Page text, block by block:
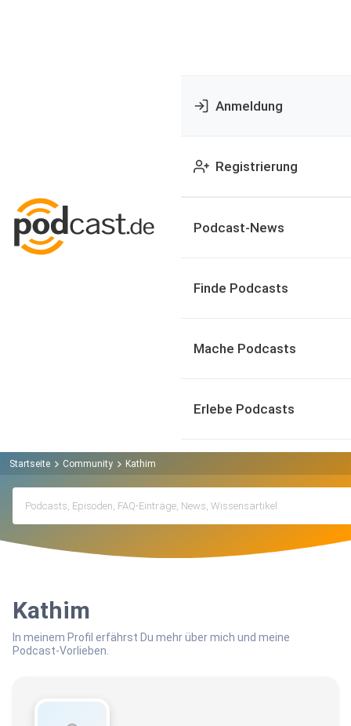
Anmeldung
Registrierung
Podcast-News
Finde Podcasts
Mache Podcasts
Erlebe Podcasts
Startseite Community Kathim
Kathim
In meinem Profil erfährst Du mehr über mich und meine
Podcast-Vorlieben.